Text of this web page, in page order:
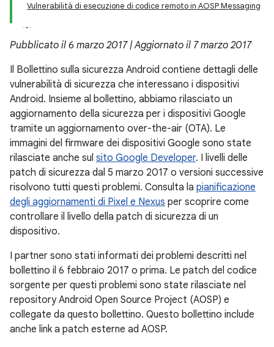
Vulnerabilità di esecuzione di codice remoto in AOSP Messaging
Pubblicato il 6 marzo 2017 | Aggiornato il 7 marzo 2017
Il Bollettino sulla sicurezza Android contiene dettagli delle
vulnerabilità di sicurezza che interessano i dispositivi
Android. Insieme al bollettino, abbiamo rilasciato un
aggiornamento della sicurezza per i dispositivi Google
tramite un aggiornamento over-the-air (OTA). Le
immagini del firmware dei dispositivi Google sono state
rilasciate anche sul sito Google Developer. I livelli delle
patch di sicurezza dal 5 marzo 2017 o versioni successive
risolvono tutti questi problemi. Consulta la pianificazione
degli aggiornamenti di Pixel e Nexus per scoprire come
controllare il livello della patch di sicurezza di un
dispositivo.
I partner sono stati informati dei problemi descritti nel
bollettino il 6 febbraio 2017 o prima. Le patch del codice
sorgente per questi problemi sono state rilasciate nel
repository Android Open Source Project (AOSP) e
collegate da questo bollettino. Questo bollettino include
anche link a patch esterne ad AOSP.